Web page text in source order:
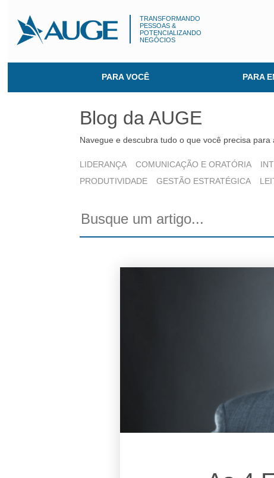
TRANSFORMANDO
PESSOAS &
POTENCIALIZANDO
NEGÓCIOS
PARA VOCÊ PARA
Blog da AUGE
Navegue e descubra tudo o que você precisa para
LIDERANÇA COMUNICAÇÃO E ORATÓRIA
PRODUTIVIDADE
GESTÃO ESTRATÉGICA